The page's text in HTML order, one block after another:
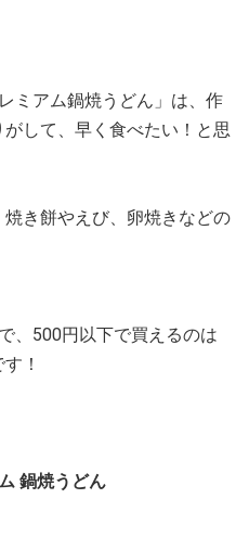
ミアム鍋焼うどん」は、作
して、早く食べたい！と思
き餅やえび、卵焼きなどの
、500円以下で買えるのは
！
鍋焼うどん